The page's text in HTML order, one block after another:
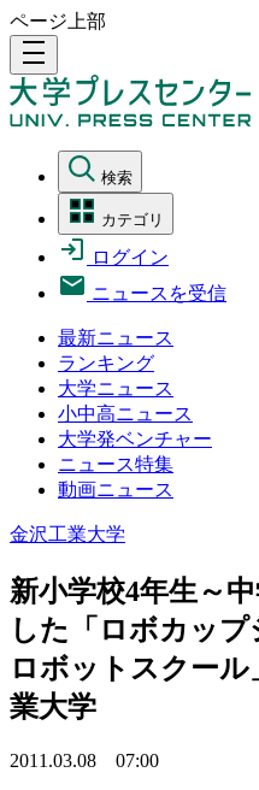
ページ上部
density_medium
検索
カテゴリ
ログイン
ニュースを受信
最新ニュース
ランキング
大学ニュース
小中高ニュース
大学発ベンチャー
ニュース特集
動画ニュース
金沢工業大学
新小学校4年生～
した「ロボカッ
ロボットスクー
業大学
2011.03.08 07:00